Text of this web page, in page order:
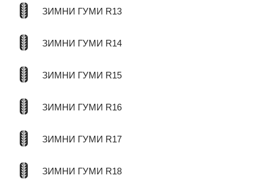
ЗИМНИ ГУМИ R13
ЗИМНИ ГУМИ R14
ЗИМНИ ГУМИ R15
ЗИМНИ ГУМИ R16
ЗИМНИ ГУМИ R17
ЗИМНИ ГУМИ R18